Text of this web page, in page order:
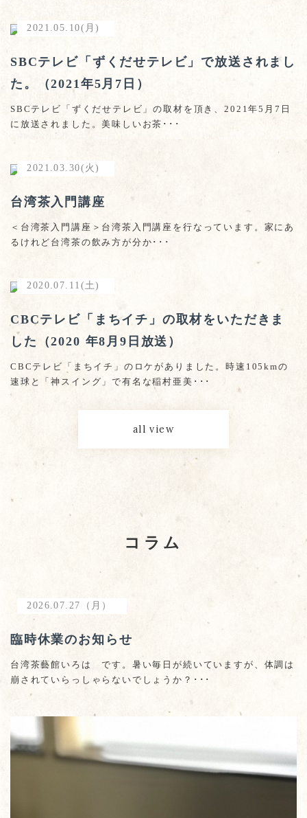
2021.05.10(月)
SBCテレビ「ずくだせテレビ」で放送されまし
た。（2021年5月7日）
SBCテレビ「ずくだせテレビ」の取材を頂き、2021年5月7日
に放送されました。美味しいお茶･･･
2021.03.30(火)
台湾茶入門講座
＜台湾茶入門講座＞台湾茶入門講座を行なっています。家にあ
るけれど台湾茶の飲み方が分か･･･
2020.07.11(土)
CBCテレビ「まちイチ」の取材をいただきま
した（2020 年8月9日放送）
CBCテレビ「まちイチ」のロケがありました。時速105kmの
速球と「神スイング」で有名な稲村亜美･･･
all view
コラム
2026.07.27（月）
臨時休業のお知らせ
台湾茶藝館いろは です。暑い毎日が続いていますが、体調は
崩されていらっしゃらないでしょうか？･･･